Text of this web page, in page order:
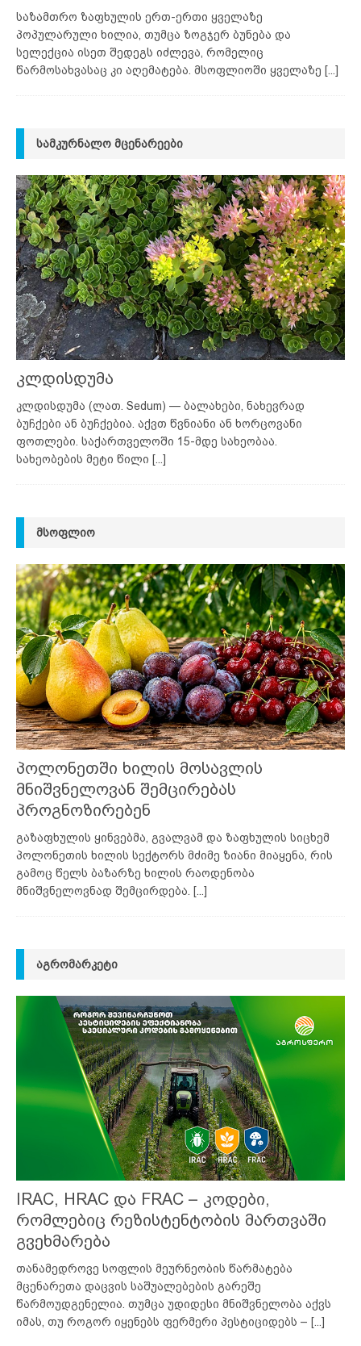
საზამთრო ზაფხულის ერთ-ერთი ყველაზე
პოპულარული ხილია, თუმცა ზოგჯერ ბუნება და
სელექცია ისეთ შედეგს იძლევა, რომელიც
წარმოსახვასაც კი აღემატება. მსოფლიოში ყველაზე [...]
ᲡᲐᲛᲙᲣᲠᲜᲐᲚᲝ ᲛᲪᲔᲜᲐᲠᲔᲔᲑᲘ
კლდისდუმა
კლდისდუმა (ლათ. Sedum) — ბალახები, ნახევრად
ბუჩქები ან ბუჩქებია. აქვთ წვნიანი ან ხორცოვანი
ფოთლები. საქართველოში 15-მდე სახეობაა.
სახეობების მეტი წილი [...]
ᲛᲡᲝᲤᲚᲘᲝ
პოლონეთში ხილის მოსავლის
მნიშვნელოვან შემცირებას
პროგნოზირებენ
გაზაფხულის ყინვებმა, გვალვამ და ზაფხულის სიცხემ
პოლონეთის ხილის სექტორს მძიმე ზიანი მიაყენა, რის
გამოც წელს ბაზარზე ხილის რაოდენობა
მნიშვნელოვნად შემცირდება.
[...]
ᲐᲒᲠᲝᲛᲐᲠᲙᲔᲢᲘ
IRAC, HRAC და FRAC – კოდები,
რომლებიც რეზისტენტობის მართვაში
გვეხმარება
თანამედროვე სოფლის მეურნეობის წარმატება
მცენარეთა დაცვის საშუალებების გარეშე
წარმოუდგენელია. თუმცა უდიდესი მნიშვნელობა აქვს
იმას, თუ როგორ იყენებს ფერმერი პესტიციდებს – [...]